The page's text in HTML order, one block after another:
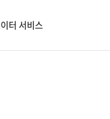
터 서비스